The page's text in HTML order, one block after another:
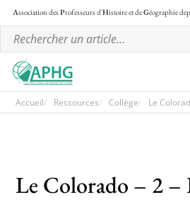
Association desProfesseurs d'Histoire et deGéographie
Les
Accueil Ressources Collège Le
Le Colorado – 2 –